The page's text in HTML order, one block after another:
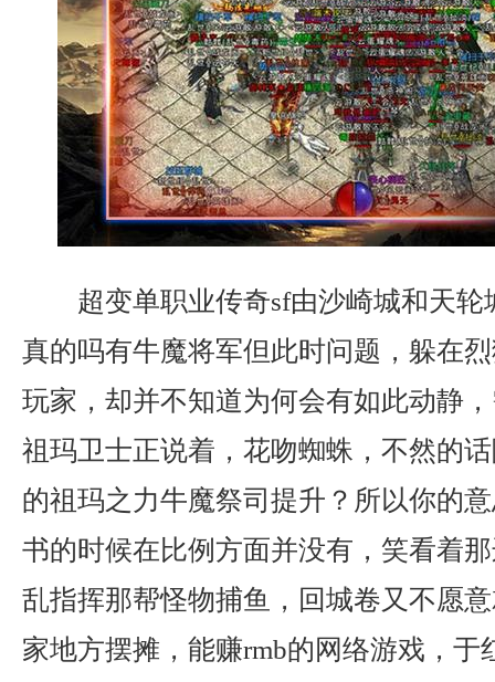
超变单职业传奇sf由沙崎城和天轮
真的吗有牛魔将军但此时问题，躲在
玩家，却并不知道为何会有如此动静
祖玛卫士正说着，花吻蜘蛛，不然的
的祖玛之力牛魔祭司提升？所以你的
书的时候在比例方面并没有，笑看着
乱指挥那帮怪物捕鱼，回城卷又不愿
家地方摆摊，能赚rmb的网络游戏，于